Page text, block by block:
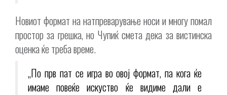
Новиот формат на натпреварување носи и многу помал
простор за грешка, но Чупиќ смета дека за вистинска
оценка ќе треба време.
„По прв пат се игра во овој формат, па кога ќе
имаме повеќе искуство ќе видиме дали е